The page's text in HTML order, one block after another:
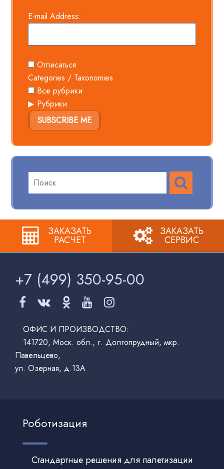
E-mail Address:
Отписаться
Categories / Taxonomies
Все рубрики
Рубрики
SUBSCRIBE ME
Поиск
по:
ПОИСК
ЗАКАЗАТЬ
РАСЧЕТ
ЗАКАЗАТЬ
СЕРВИС
+7 (499) 350-95-00
ОФИС И ПРОИЗВОДСТВО:
141720, Моск. обл., г. Долгопрудный, мкр.
Павельцево,
ул. Озерная, д.13А
Роботизация
Стандартные решения для палетизации